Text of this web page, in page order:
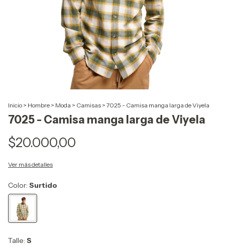
Inicio > Hombre > Moda > Camisas > 7025 - Camisa manga larga de Viyela
7025 - Camisa manga larga de Viyela
$20.000,00
Ver más detalles
Color: Surtido
Talle: S